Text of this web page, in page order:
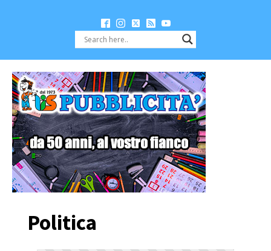
Politica